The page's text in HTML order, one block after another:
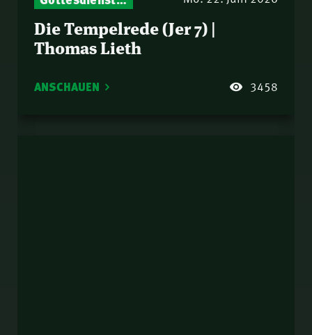
Die Tempelrede (Jer 7) |
Thomas Lieth
ANSCHAUEN 3458